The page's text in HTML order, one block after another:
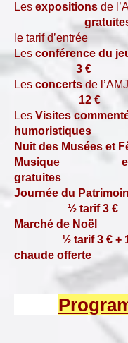
Les expositions de
le tarif d’entrée
Les conférence du
3 €
Les concerts de
12 €
Les Visites
humoristiques
Nuit des Musées et
Musique
gratuites
Journée du
½ tarif 3 €
Marché de Noël
½ tarif 3 € +
chaude offerte